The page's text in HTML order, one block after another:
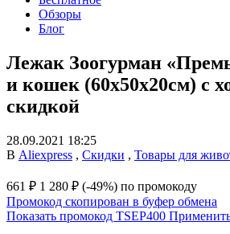
Обзоры
Блог
Лежак Зоогурман
и кошек (60х50х20см) с
скидкой
28.09.2021 18:25
В Aliexpress , Скидки , Товары для
661 ₽ 1 280 ₽ (-49%) по промокоду
Промокод скопирован в буфер обмена
Показать промокод TSEP400